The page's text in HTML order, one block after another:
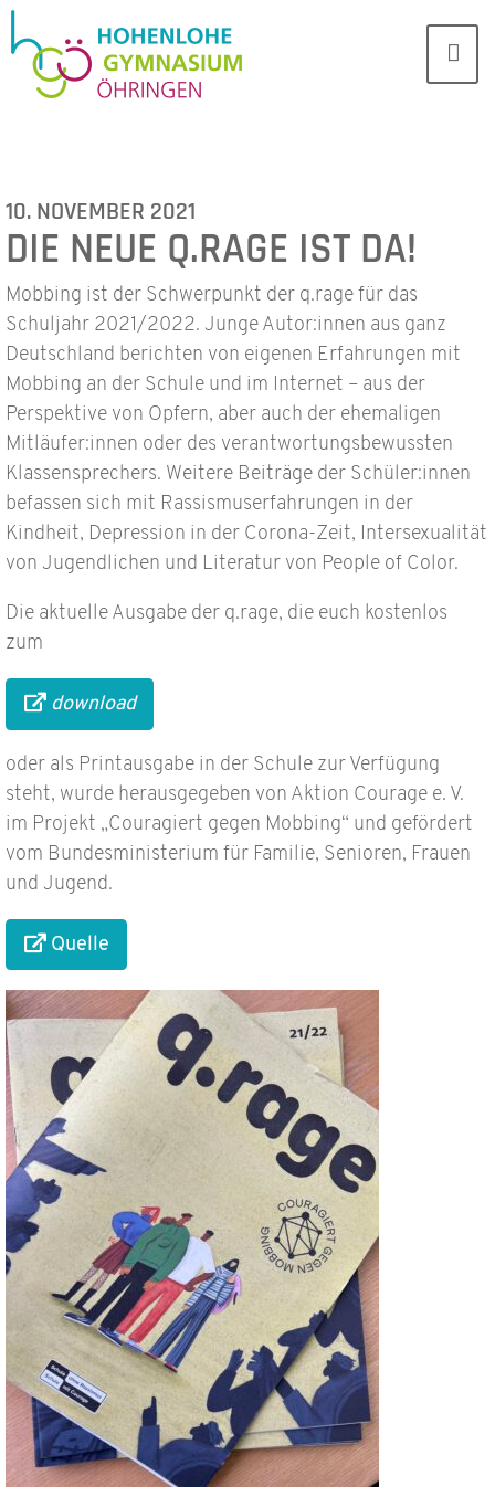
10. NOVEMBER 2021
DIE NEUE Q.RAGE IST DA!
Mobbing ist der Schwerpunkt der q.rage für das
Schuljahr 2021/2022. Junge Autor:innen aus ganz
Deutschland berichten von eigenen Erfahrungen mit
Mobbing an der Schule und im Internet – aus der
Perspektive von Opfern, aber auch der ehemaligen
Mitläufer:innen oder des verantwortungsbewussten
Klassensprechers. Weitere Beiträge der Schüler:innen
befassen sich mit Rassismuserfahrungen in der
Kindheit, Depression in der Corona-Zeit, Intersexualität
von Jugendlichen und Literatur von People of Color.
Die aktuelle Ausgabe der q.rage, die euch kostenlos
zum
download
oder als Printausgabe in der Schule zur Verfügung
steht, wurde herausgegeben von Aktion Courage e. V.
im Projekt „Couragiert gegen Mobbing“ und gefördert
vom Bundesministerium für Familie, Senioren, Frauen
und Jugend.
Quelle